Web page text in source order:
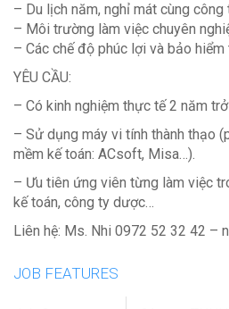
– Du lịch năm, nghỉ mát cùng công
– Môi trường làm việc chuyên
– Các chế độ phúc lợi và bảo
YÊU CẦU:
– Có kinh nghiệm thực tế 2 năm
– Sử dụng máy vi tính thành thạo
mềm kế toán: ACsoft, Misa…).
– Ưu tiên ứng viên từng làm việc
kế toán, công ty dược…
Liên hệ: Ms. Nhi 0972 52 32 42 –
JOB FEATURES